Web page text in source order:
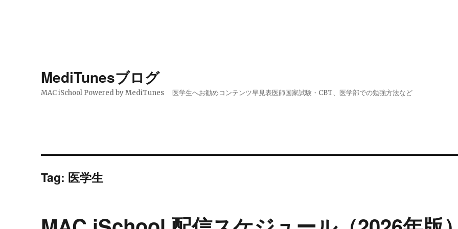
MediTunesブログ
MAC iSchool Powered by MediTunes 医学生へお勧めコンテンツ早見表医師国家試験・CBT、医学部での勉強方法など
Tag: 医学生